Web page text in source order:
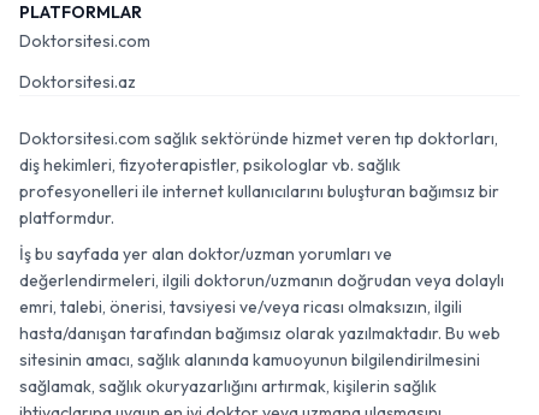
PLATFORMLAR
Doktorsitesi.com
Doktorsitesi.az
Doktorsitesi.com sağlık sektöründe hizmet veren tıp doktorları,
diş hekimleri, fizyoterapistler, psikologlar vb. sağlık
profesyonelleri ile internet kullanıcılarını buluşturan bağımsız bir
platformdur.
İş bu sayfada yer alan doktor/uzman yorumları ve
değerlendirmeleri, ilgili doktorun/uzmanın doğrudan veya dolaylı
emri, talebi, önerisi, tavsiyesi ve/veya ricası olmaksızın, ilgili
hasta/danışan tarafından bağımsız olarak yazılmaktadır. Bu web
sitesinin amacı, sağlık alanında kamuoyunun bilgilendirilmesini
sağlamak, sağlık okuryazarlığını artırmak, kişilerin sağlık